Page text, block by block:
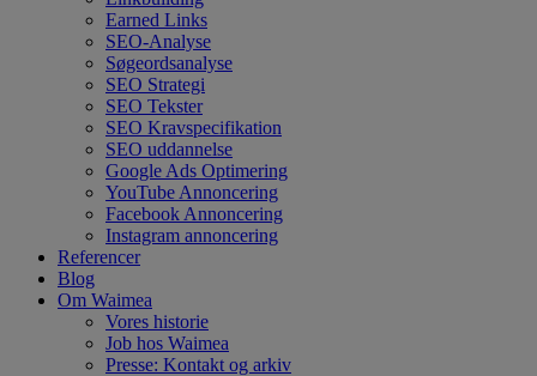
Earned Links
SEO-Analyse
Søgeordsanalyse
SEO Strategi
SEO Tekster
SEO Kravspecifikation
SEO uddannelse
Google Ads Optimering
YouTube Annoncering
Facebook Annoncering
Instagram annoncering
Referencer
Blog
Om Waimea
Vores historie
Job hos Waimea
Presse: Kontakt og arkiv